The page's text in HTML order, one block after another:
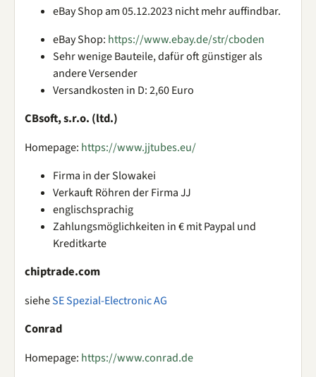
eBay Shop am 05.12.2023 nicht mehr auffindbar.
eBay Shop: https://www.ebay.de/str/cboden
Sehr wenige Bauteile, dafür oft günstiger als
andere Versender
Versandkosten in D: 2,60 Euro
CBsoft, s.r.o. (ltd.)
Homepage: https://www.jjtubes.eu/
Firma in der Slowakei
Verkauft Röhren der Firma JJ
englischsprachig
Zahlungsmöglichkeiten in € mit Paypal und
Kreditkarte
chiptrade.com
sieheSE Spezial-Electronic AG
Conrad
Homepage: https://www.conrad.de